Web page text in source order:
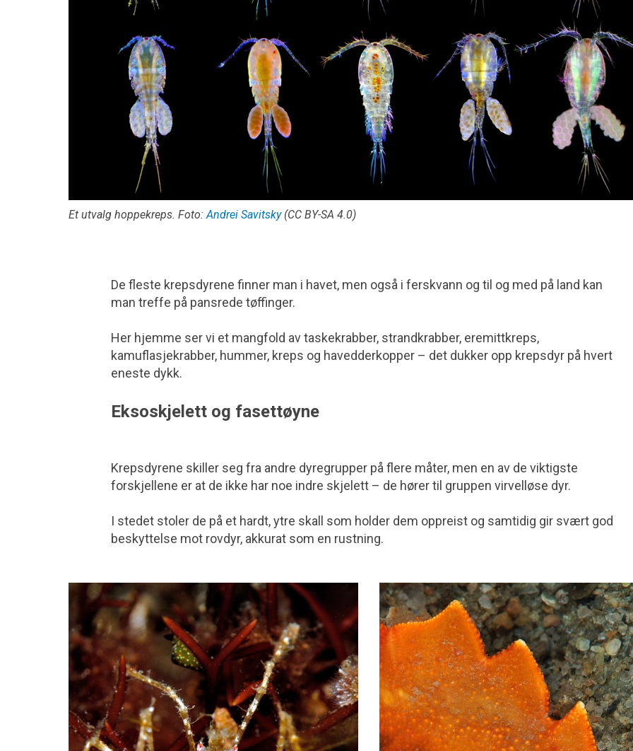
Et utvalg hoppekreps. Foto: Andrei Savitsky(CC BY-SA 4.0)
De fleste krepsdyrene finner man i havet, men også i ferskvann og til og med på land kan
man treffe på pansrede tøffinger.
Her hjemme ser vi et mangfold av taskekrabber, strandkrabber, eremitt­kreps,
kamuflasjekrabber, hummer, kreps og havedderkopper – det dukker opp krepsdyr på hvert
eneste dykk.
Eksoskjelett og fasettøyne
Krepsdyrene skiller seg fra andre dyregrupper på flere måter, men en av de viktigste
forskjellene er at de ikke har noe indre skjelett – de hører til gruppen virvelløse dyr.
I stedet stoler de på et hardt, ytre skall som holder dem oppreist og samtidig gir svært god
beskyttelse mot rovdyr, akkurat som en rustning.